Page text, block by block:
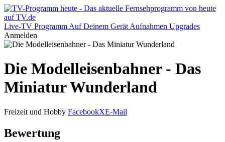
Live-TV Programm Auf Deinem Gerät Aufnahmen Upgrades
Anmelden
Die Modelleisenbahner - Das
Miniatur Wunderland
Freizeit und Hobby FacebookXE-Mail
Bewertung